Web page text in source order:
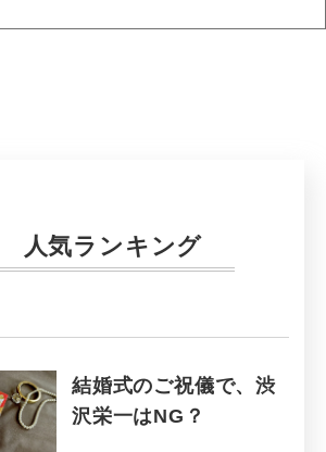
人気ランキング
結婚式のご祝儀で、渋
沢栄一はNG？